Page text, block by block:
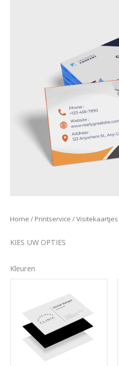
Home / Printservice /Visitekaartjes
KIES UW OPTIES
Kleuren